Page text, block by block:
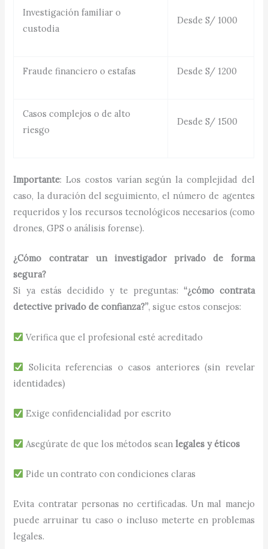
Investigación familiar o
custodia
Desde S/ 1000
Fraude financiero o estafas Desde S/ 1200
Casos complejos o de alto
riesgo
Desde S/ 1500
Importante: Los costos varían según la complejidad del
caso, la duración del seguimiento, el número de agentes
requeridos y los recursos tecnológicos necesarios (como
drones, GPS o análisis forense).
¿Cómo contratar un investigador privado de forma
segura?
Si ya estás decidido y te preguntas: “¿cómo contrata
detective privado de confianza?”, sigue estos consejos:
Verifica que el profesional esté acreditado
Solicita referencias o casos anteriores (sin revelar
identidades)
Exige confidencialidad por escrito
Asegúrate de que los métodos seanlegales y éticos
Pide un contrato con condiciones claras
Evita contratar personas no certificadas. Un mal manejo
puede arruinar tu caso o incluso meterte en problemas
legales.